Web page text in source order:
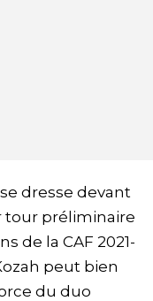
dresse devant
tour préliminaire
de la CAF 2021-
peut bien
du duo